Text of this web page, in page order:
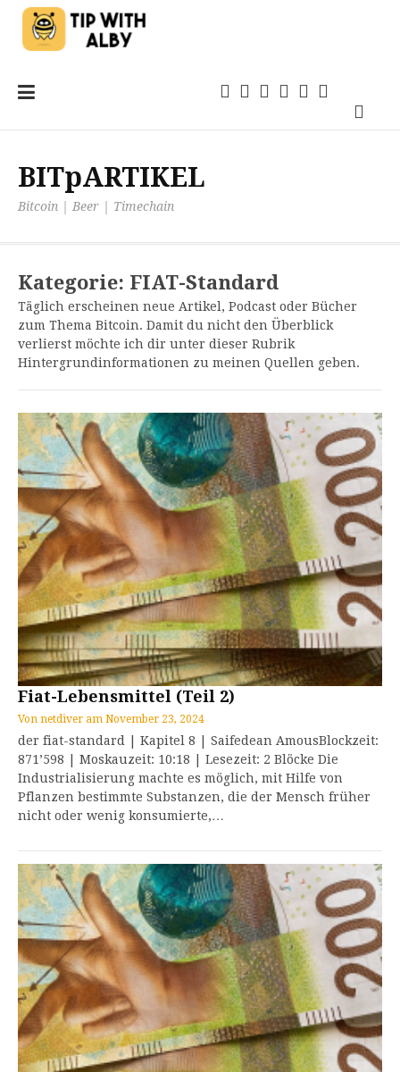
Zum
Inhalt
Einsteigen
21magazin
Anwendungen
TechSprech
Kommentar
BITpARTIKEL
Bitcoin | Beer | Timechain
Kategorie: FIAT-Standard
Täglich erscheinen neue Artikel, Podcast oder Bücher
zum Thema Bitcoin. Damit du nicht den Überblick
verlierst möchte ich dir unter dieser Rubrik
Hintergrundinformationen zu meinen Quellen geben.
Fiat-Lebensmittel (Teil 2)
Von netdiver am November 23, 2024
der fiat-standard | Kapitel 8 | Saifedean AmousBlockzeit:
871’598 | Moskauzeit: 10:18 | Lesezeit: 2 Blöcke Die
Industrialisierung machte es möglich, mit Hilfe von
Pflanzen bestimmte Substanzen, die der Mensch früher
nicht oder wenig konsumierte,…